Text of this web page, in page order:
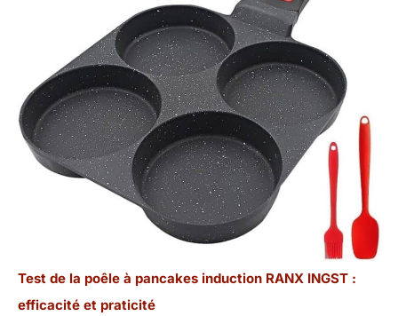
Test de la poêle à pancakes induction RANX INGST :
efficacité et praticité